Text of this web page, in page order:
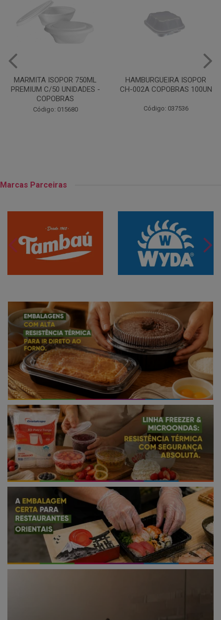
HAMBURGUEIRA ISOPOR
CH-002A COPOBRAS 100UN
Código: 037536
CAIXA PARDA PIZZA N30
OITAVADA BALUARTE C/10
Código: 001124
Marcas Parceiras